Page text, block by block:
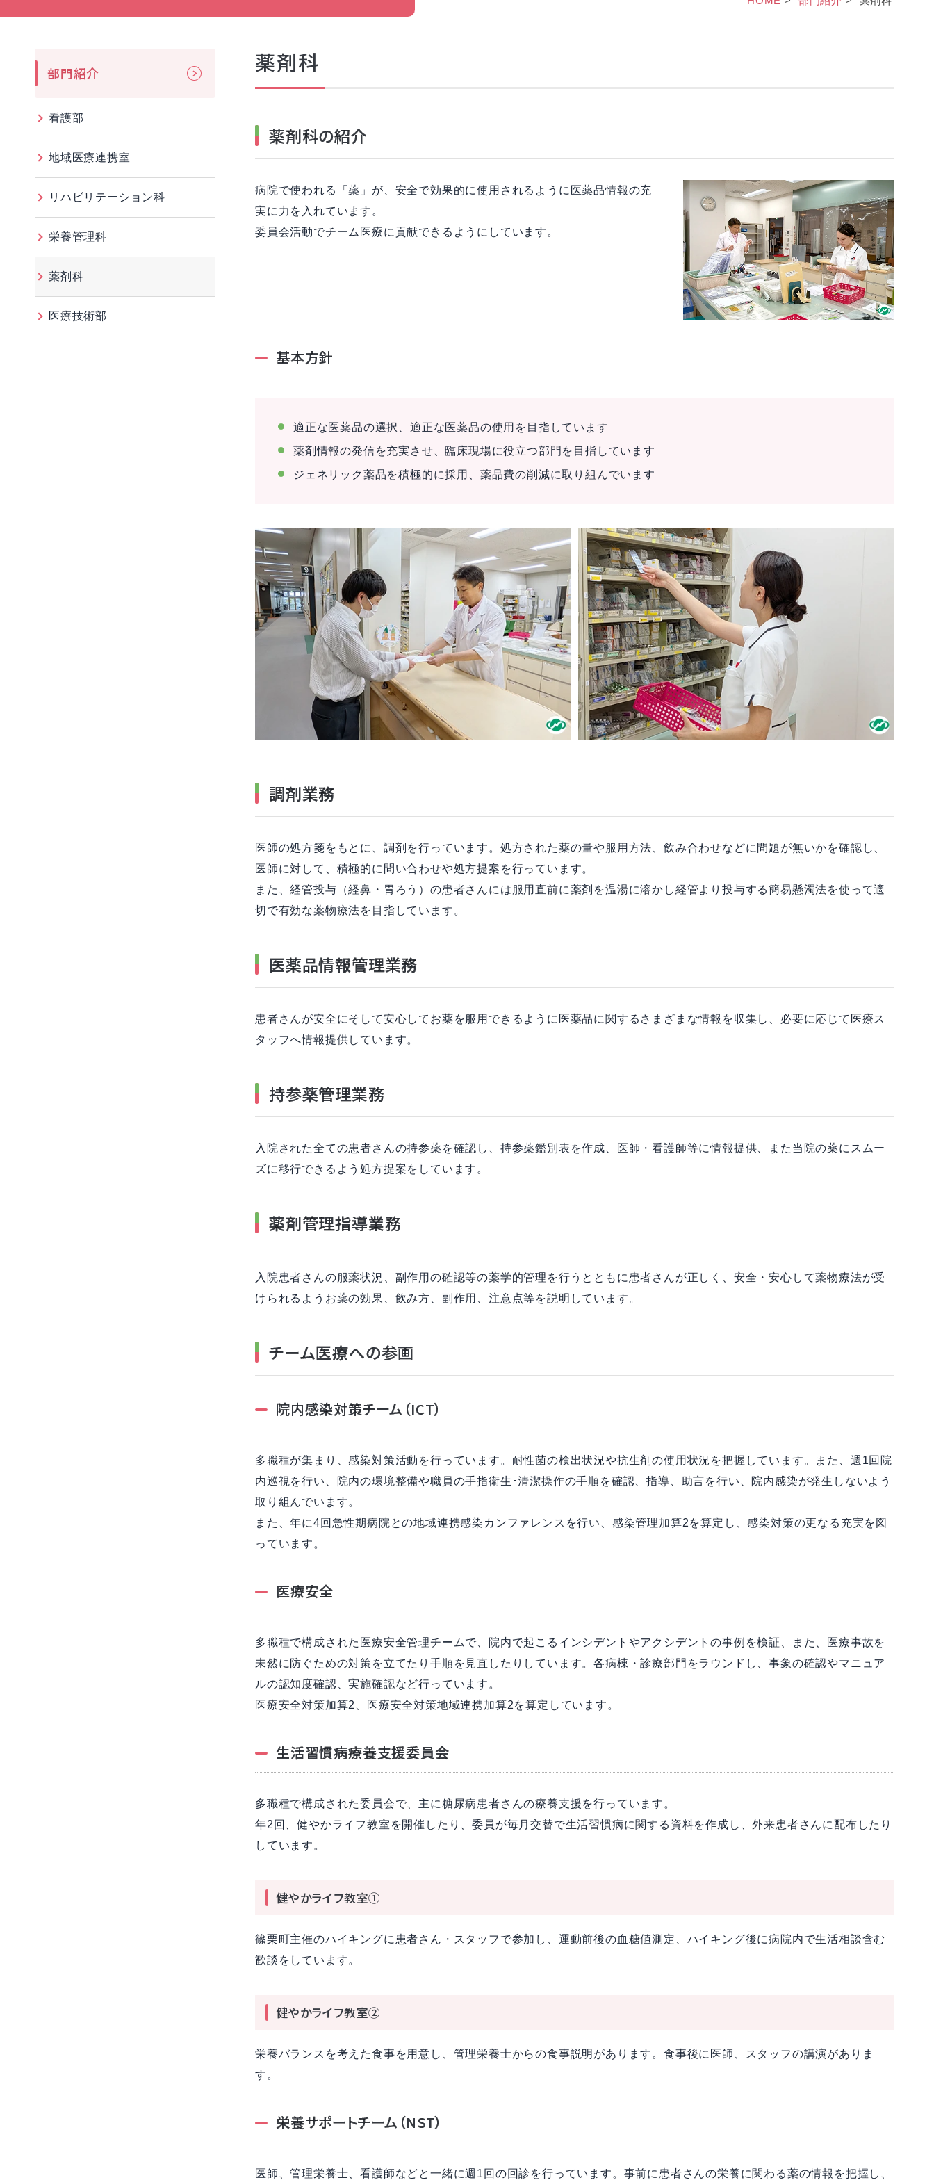
薬剤科
薬剤科の紹介
病院で使われる「薬」が、安全で効果的に使用されるように医薬品情報の充
実に力を入れています。
委員会活動でチーム医療に貢献できるようにしています。
基本方針
適正な医薬品の選択、適正な医薬品の使用を目指しています
薬剤情報の発信を充実させ、臨床現場に役立つ部門を目指しています
ジェネリック薬品を積極的に採用、薬品費の削減に取り組んでいます
調剤業務
医師の処方箋をもとに、調剤を行っています。処方された薬の量や服用方法、飲み合わせなどに問題が無いかを確認し、
医師に対して、積極的に問い合わせや処方提案を行っています。
また、経管投与（経鼻・胃ろう）の患者さんには服用直前に薬剤を温湯に溶かし経管より投与する簡易懸濁法を使って適
切で有効な薬物療法を目指しています。
医薬品情報管理業務
患者さんが安全にそして安心してお薬を服用できるように医薬品に関するさまざまな情報を収集し、必要に応じて医療ス
タッフへ情報提供しています。
持参薬管理業務
入院された全ての患者さんの持参薬を確認し、持参薬鑑別表を作成、医師・看護師等に情報提供、また当院の薬にスムー
ズに移行できるよう処方提案をしています。
薬剤管理指導業務
入院患者さんの服薬状況、副作用の確認等の薬学的管理を行うとともに患者さんが正しく、安全・安心して薬物療法が受
けられるようお薬の効果、飲み方、副作用、注意点等を説明しています。
チーム医療への参画
院内感染対策チーム（ICT）
多職種が集まり、感染対策活動を行っています。耐性菌の検出状況や抗生剤の使用状況を把握しています。また、週1回院
内巡視を行い、院内の環境整備や職員の手指衛生･清潔操作の手順を確認、指導、助言を行い、院内感染が発生しないよう
取り組んでいます。
また、年に4回急性期病院との地域連携感染カンファレンスを行い、感染管理加算2を算定し、感染対策の更なる充実を図
っています。
医療安全
多職種で構成された医療安全管理チームで、院内で起こるインシデントやアクシデントの事例を検証、また、医療事故を
未然に防ぐための対策を立てたり手順を見直したりしています。各病棟・診療部門をラウンドし、事象の確認やマニュア
ルの認知度確認、実施確認など行っています。
医療安全対策加算2、医療安全対策地域連携加算2を算定しています。
生活習慣病療養支援委員会
多職種で構成された委員会で、主に糖尿病患者さんの療養支援を行っています。
年2回、健やかライフ教室を開催したり、委員が毎月交替で生活習慣病に関する資料を作成し、外来患者さんに配布したり
しています。
健やかライフ教室①
篠栗町主催のハイキングに患者さん・スタッフで参加し、運動前後の血糖値測定、ハイキング後に病院内で生活相談含む
歓談をしています。
健やかライフ教室②
栄養バランスを考えた食事を用意し、管理栄養士からの食事説明があります。食事後に医師、スタッフの講演がありま
す。
栄養サポートチーム（NST）
医師、管理栄養士、看護師などと一緒に週1回の回診を行っています。事前に患者さんの栄養に関わる薬の情報を把握し、
部門紹介
看護部
地域医療連携室
リハビリテーション科
栄養管理科
薬剤科
医療技術部